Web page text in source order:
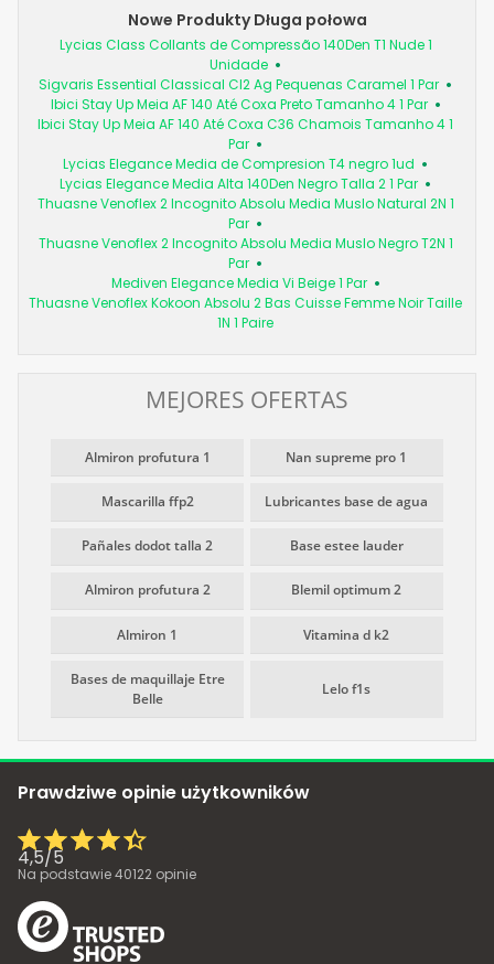
Nowe Produkty Długa połowa
Lycias Class Collants de Compressão 140Den T1 Nude 1
Unidade
Sigvaris Essential Classical Cl2 Ag Pequenas Caramel 1 Par
Ibici Stay Up Meia AF 140 Até Coxa Preto Tamanho 4 1 Par
Ibici Stay Up Meia AF 140 Até Coxa C36 Chamois Tamanho 4 1
Par
Lycias Elegance Media de Compresion T4 negro 1ud
Lycias Elegance Media Alta 140Den Negro Talla 2 1 Par
Thuasne Venoflex 2 Incognito Absolu Media Muslo Natural 2N 1
Par
Thuasne Venoflex 2 Incognito Absolu Media Muslo Negro T2N 1
Par
Mediven Elegance Media Vi Beige 1 Par
Thuasne Venoflex Kokoon Absolu 2 Bas Cuisse Femme Noir Taille
1N 1 Paire
MEJORES OFERTAS
Almiron profutura 1 Nan supreme pro 1
Mascarilla ffp2 Lubricantes base de agua
Pañales dodot talla 2 Base estee lauder
Almiron profutura 2 Blemil optimum 2
Almiron 1 Vitamina d k2
Bases de maquillaje Etre
Belle
Lelo f1s
Prawdziwe opinie użytkowników
4,5/5
Na podstawie40122 opinie